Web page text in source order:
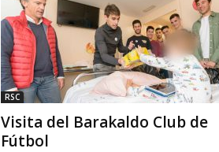
RSC
Visita del Barakaldo Club de
Fútbol